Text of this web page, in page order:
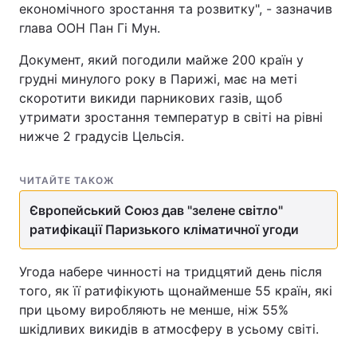
економічного зростання та розвитку", - зазначив
глава ООН Пан Гі Мун.
Документ, який погодили майже 200 країн у
грудні минулого року в Парижі, має на меті
скоротити викиди парникових газів, щоб
утримати зростання температур в світі на рівні
нижче 2 градусів Цельсія.
ЧИТАЙТЕ ТАКОЖ
Європейський Союз дав "зелене світло"
ратифікації Паризького кліматичної угоди
Угода набере чинності на тридцятий день після
того, як її ратифікують щонайменше 55 країн, які
при цьому виробляють не менше, ніж 55%
шкідливих викидів в атмосферу в усьому світі.